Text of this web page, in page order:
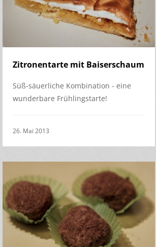
Zitronentarte mit Baiserschaum
Süß-säuerliche Kombination - eine
wunderbare Frühlingstarte!
26. Mai 2013